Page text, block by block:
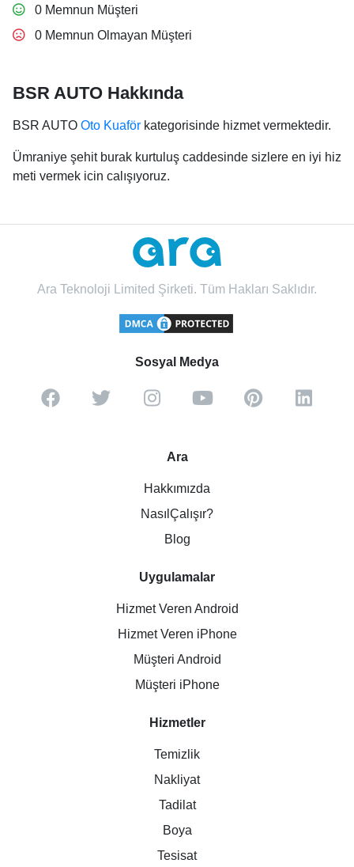
0 Memnun Müşteri
0 Memnun Olmayan Müşteri
BSR AUTO Hakkında
BSR AUTO Oto Kuaför kategorisinde hizmet vermektedir.
Ümraniye şehit burak kurtuluş caddesinde sizlere en iyi hiz
meti vermek icin calışıyoruz.
Ara Teknoloji Limited Şirketi. Tüm Hakları Saklıdır.
Sosyal Medya
Ara
Hakkımızda
NasılÇalışır?
Blog
Uygulamalar
Hizmet Veren Android
Hizmet Veren iPhone
Müşteri Android
Müşteri iPhone
Hizmetler
Temizlik
Nakliyat
Tadilat
Boya
Tesisat